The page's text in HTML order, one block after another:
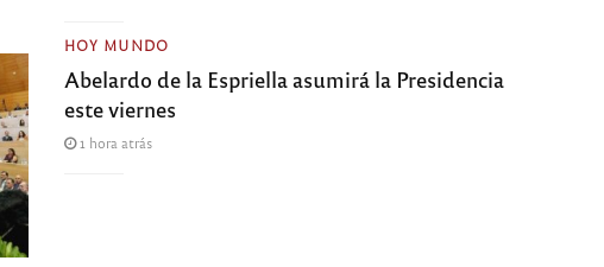
HOY MUNDO
Abelardo de la Espriella asumirá la Presidencia
este viernes
1 hora atrás